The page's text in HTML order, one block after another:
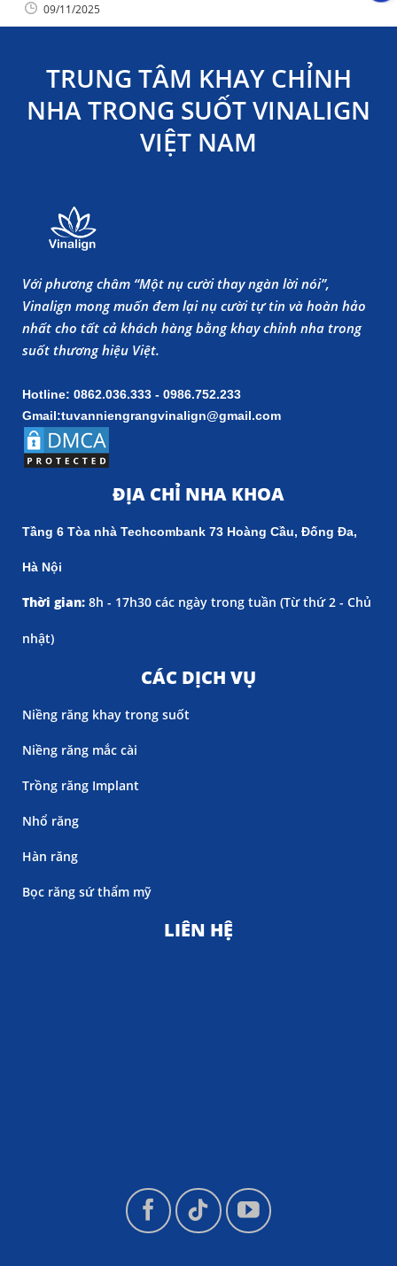
09/11/2025
TRUNG TÂM KHAY CHỈNH
NHA TRONG SUỐT VINALIGN
VIỆT NAM
Với phương châm “Một nụ cười thay ngàn lời nói”,
Vinalign mong muốn đem lại nụ cười tự tin và hoàn hảo
nhất cho tất cả khách hàng bằng khay chỉnh nha trong
suốt thương hiệu Việt.
Hotline: 0862.036.333 - 0986.752.233
Gmail:tuvanniengrangvinalign@gmail.com
ĐỊA CHỈ NHA KHOA
Tầng 6 Tòa nhà Techcombank 73 Hoàng Cầu, Đống Đa,
Hà Nội
Thời gian: 8h - 17h30 các ngày trong tuần (Từ thứ 2 - Chủ
nhật)
CÁC DỊCH VỤ
Niềng răng khay trong suốt
Niềng răng mắc cài
Trồng răng Implant
Nhổ răng
Hàn răng
Bọc răng sứ thẩm mỹ
LIÊN HỆ